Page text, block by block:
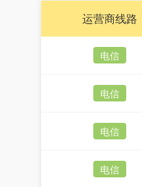
运营商线路
电信
电信
电信
电信